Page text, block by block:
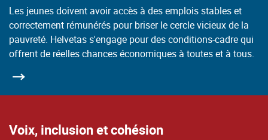
Les jeunes doivent avoir accès à des emplois stables et
correctement rémunérés pour briser le cercle vicieux de la
pauvreté. Helvetas s'engage pour des conditions-cadre qui
offrent de réelles chances économiques à toutes et à tous.
Voix, inclusion et cohésion